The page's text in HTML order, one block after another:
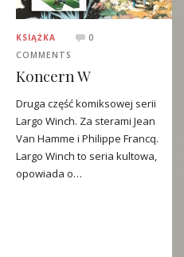
KSIĄŻKA
0
COMMENTS
Koncern W
Druga część komiksowej serii
Largo Winch. Za sterami Jean
Van Hamme i Philippe Francq.
Largo Winch to seria kultowa,
opowiada o…